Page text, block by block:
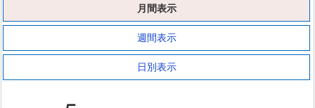
月間表示
週間表示
日別表示